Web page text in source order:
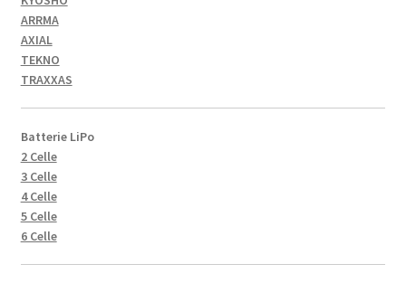
ARRMA
AXIAL
TEKNO
TRAXXAS
Batterie LiPo
2 Celle
3 Celle
4 Celle
5 Celle
6 Celle